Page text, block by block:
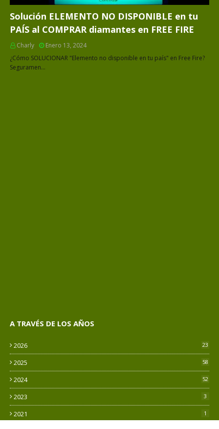
Solución ELEMENTO NO DISPONIBLE en tu
PAÍS al COMPRAR diamantes en FREE FIRE
Charly
Enero 13, 2024
¿Cómo SOLUCIONAR "Elemento no disponible en tu país" en Free Fire?
Seguramen…
A TRAVÉS DE LOS AÑOS
2026 23
2025 58
2024 52
2023 3
2021 1